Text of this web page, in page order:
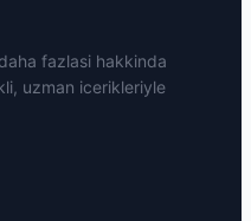
fazlasi hakkinda
uzman icerikleriyle